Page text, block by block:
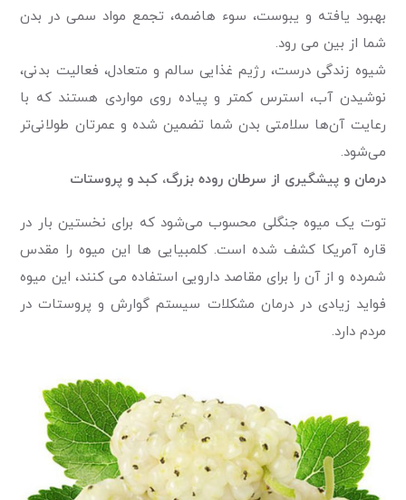
بهبود یافته و یبوست، سوء هاضمه، تجمع مواد سمی در بدن
شما از بین می رود.
شیوه زندگی درست، رژیم غذایی سالم و متعادل، فعالیت بدنی،
نوشیدن آب، استرس کمتر و پیاده روی مواردی هستند که با
رعایت آن‌ها سلامتی بدن شما تضمین شده و عمرتان طولانی‌تر
می‌شود.
درمان و پیشگیری از سرطان روده بزرگ، کبد و پروستات
توت یک میوه جنگلی محسوب می‌شود که برای نخستین بار در
قاره آمریکا کشف شده است. کلمبیایی ها این میوه را مقدس
شمرده و از آن را برای مقاصد دارویی استفاده می کنند، این میوه
فواید زیادی در درمان مشکلات سیستم گوارش و پروستات در
مردم دارد.